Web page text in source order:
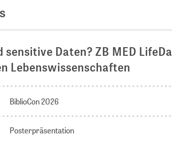
sensitive Daten? ZB MED
Lebenswissenschaften
BiblioCon 2026
Posterpräsentation